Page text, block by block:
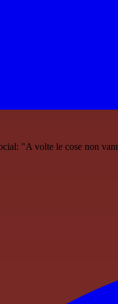
"A volte le cose non